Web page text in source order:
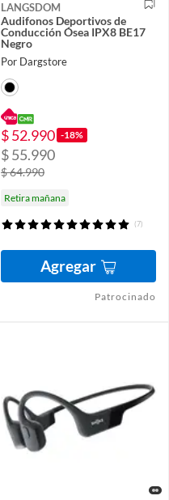
LANGSDOM
Audifonos Deportivos de
Conducción Ósea IPX8 BE17
Negro
Por Dargstore
$ 52.990 -18%
$ 55.990
$ 64.990
Retira mañana
(7)
Agregar
Patrocinado